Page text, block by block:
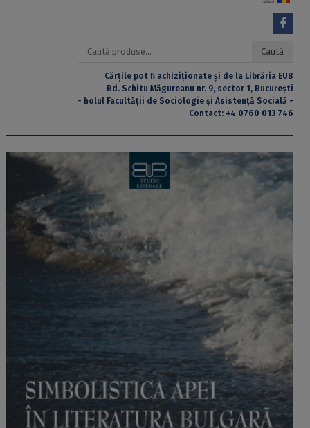
Caută
Caută
Cărțile pot fi achiziționate și de la Librăria EUB
Bd. Schitu Măgureanu nr. 9, sector 1, București
- holul Facultății de Sociologie și Asistență Socială -
Contact: +4 0760 013 746